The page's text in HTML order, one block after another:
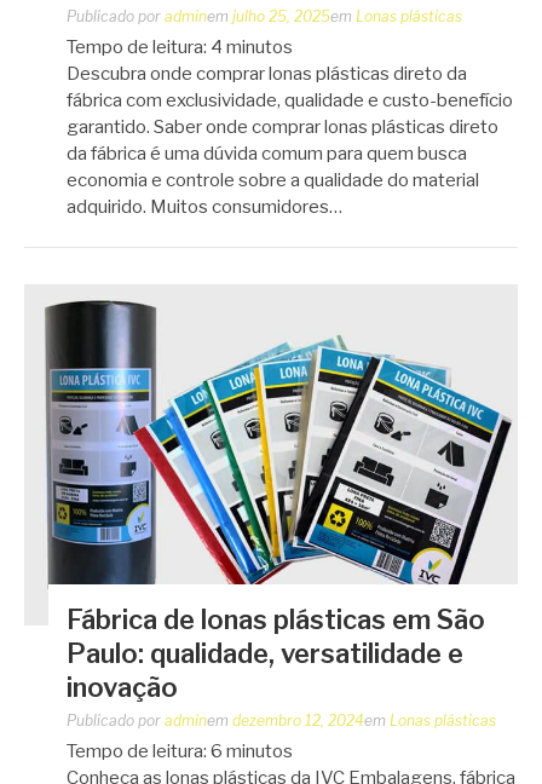
Publicado por adminem julho 25, 2025em Lonas plásticas
Tempo de leitura: 4 minutos
Descubra onde comprar lonas plásticas direto da
fábrica com exclusividade, qualidade e custo-benefício
garantido. Saber onde comprar lonas plásticas direto
da fábrica é uma dúvida comum para quem busca
economia e controle sobre a qualidade do material
adquirido. Muitos consumidores…
Fábrica de lonas plásticas em São
Paulo: qualidade, versatilidade e
inovação
Publicado por adminem dezembro 12, 2024em Lonas plásticas
Tempo de leitura: 6 minutos
Conheça as lonas plásticas da IVC Embalagens, fábrica